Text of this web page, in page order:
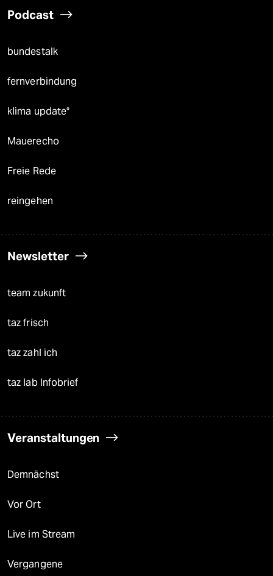
Podcast
bundestalk
fernverbindung
klima update°
Mauerecho
Freie Rede
reingehen
Newsletter
team zukunft
taz frisch
taz zahl ich
taz lab Infobrief
Veranstaltungen
Demnächst
Vor Ort
Live im Stream
Vergangene